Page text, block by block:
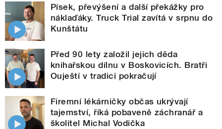
Písek, převýšení a další překážky pro
náklaďáky. Truck Trial zavítá v srpnu do
Kunštátu
Před 90 lety založil jejich děda
knihařskou dílnu v Boskovicích. Bratři
Ouještí v tradici pokračují
Firemní lékárničky občas ukrývají
tajemství, říká pobaveně záchranář a
školitel Michal Vodička